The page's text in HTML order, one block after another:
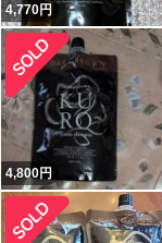
いいね！
4,770円
4,800円